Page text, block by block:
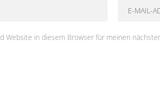
Website in diesem Browser für meinen